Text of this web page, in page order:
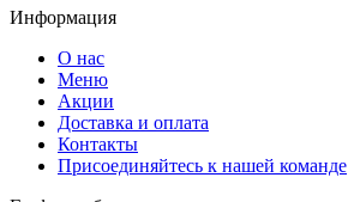
Информация
О нас
Меню
Акции
Доставка и оплата
Контакты
Присоединяйтесь к нашей команде